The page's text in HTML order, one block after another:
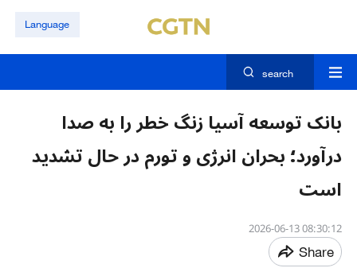
Language
search
بانک توسعه آسیا زنگ خطر را به صدا
درآورد؛ بحران انرژی و تورم در حال تشدید
است
08:30:12 2026-06-13
Share